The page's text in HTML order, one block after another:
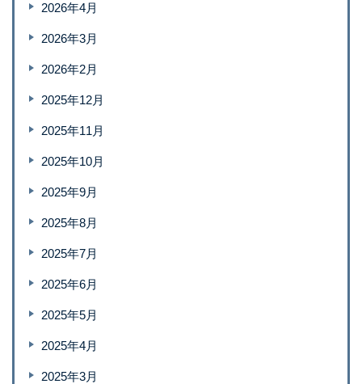
2026年4月
2026年3月
2026年2月
2025年12月
2025年11月
2025年10月
2025年9月
2025年8月
2025年7月
2025年6月
2025年5月
2025年4月
2025年3月